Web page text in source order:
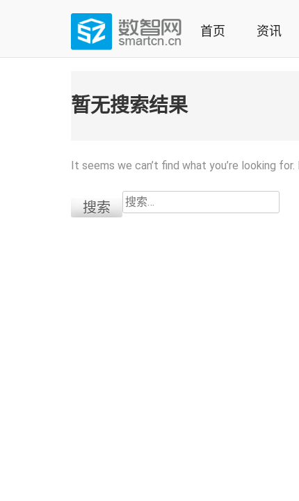
(Press
数智网
智能家居第一资讯门户 | 智能家居系统，智能家居产品
首页 资讯
暂无搜索结果
It seems we can’t find what you’re looking
搜
索：